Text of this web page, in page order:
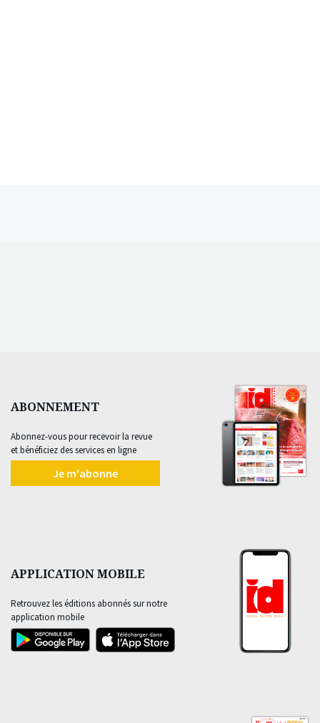
ABONNEMENT
Abonnez-vous pour recevoir la revue
et bénéficiez des services en ligne
Je m'abonne
APPLICATION MOBILE
Retrouvez les éditions abonnés sur notre
application mobile